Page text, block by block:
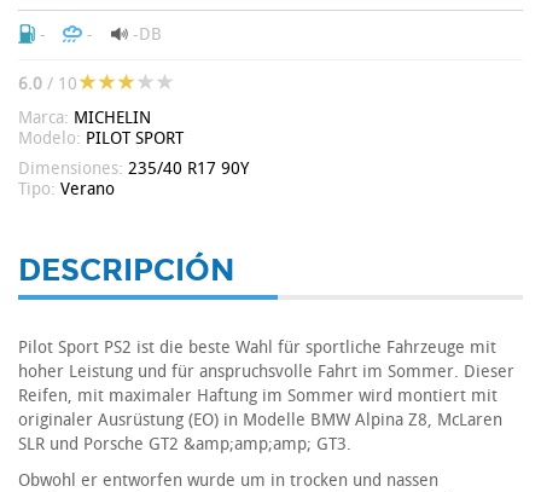
- - -DB
6.0 / 10
Marca: MICHELIN
Modelo: PILOT SPORT
Dimensiones: 235/40 R17 90Y
Tipo: Verano
DESCRIPCIÓN
Pilot Sport PS2 ist die beste Wahl für sportliche Fahrzeuge mit
hoher Leistung und für anspruchsvolle Fahrt im Sommer. Dieser
Reifen, mit maximaler Haftung im Sommer wird montiert mit
originaler Ausrüstung (EO) in Modelle BMW Alpina Z8, McLaren
SLR und Porsche GT2 &amp;amp;amp; GT3.
Obwohl er entworfen wurde um in trocken und nassen